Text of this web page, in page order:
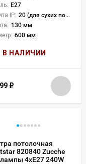
E27
IP: 20 (для сухих пом.)
130 мм
600 мм
В НАЛИЧИИ
₽
потолочная
820840 Zucche
4xE27 240W